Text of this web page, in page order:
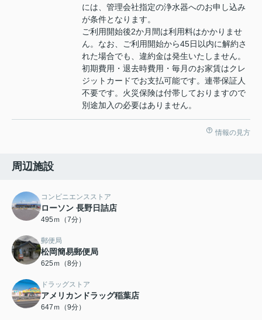
には、管理会社指定の浄水器へのお申し込み
が条件となります。
ご利用開始後2か月間は利用料はかかりませ
ん。なお、ご利用開始から45日以内に解約さ
れた場合でも、違約金は発生いたしません。
初期費用・退去時費用・毎月のお家賃はクレ
ジットカードでお支払可能です。連帯保証人
不要です。火災保険は付帯しておりますので
別途加入の必要はありません。
情報の見方
周辺施設
コンビニエンスストア
ローソン 長野日詰店
495ｍ（7分）
郵便局
松岡簡易郵便局
625ｍ（8分）
ドラッグストア
アメリカンドラッグ稲葉店
647ｍ（9分）